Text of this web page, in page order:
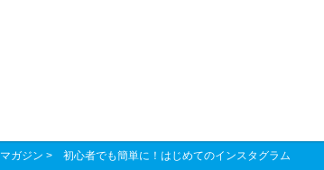
マガジン > 初心者でも簡単に！はじめてのインスタグラム